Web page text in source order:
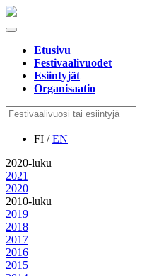
Etusivu
Festivaalivuodet
Esiintyjät
Organisaatio
FI /EN
2020-luku
2021
2020
2010-luku
2019
2018
2017
2016
2015